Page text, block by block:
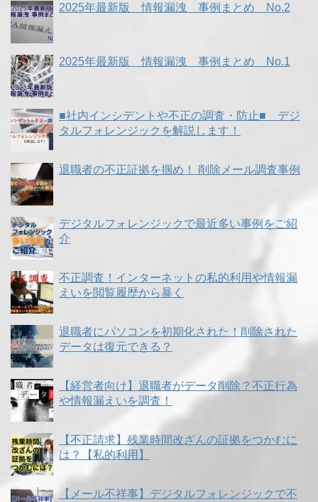
2025年最新版 情報漏洩 事例まとめ No.2
2025年最新版 情報漏洩 事例まとめ No.1
■社内インシデントや不正の調査・防止■ デジ
タルフォレンジックを解説します！
退職者の不正証拠を掴め！ 削除メール調査事例
デジタルフォレンジックで最近多い事例をご紹
介
不正調査！インターネットの私的利用や情報漏
えいを閲覧履歴から暴く
退職者にパソコンを初期化された！削除された
データは復元できる？
【経営者向け】退職者がデータ削除？不正行為
や情報漏えいを調査！
【不正請求】残業時間改ざんの証拠をつかむに
は？【私的利用】
【メール不祥事】デジタルフォレンジックで不